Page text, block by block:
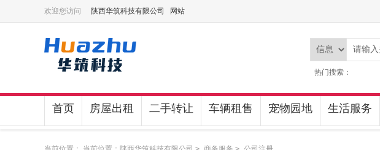
欢迎您访问 陕西华筑科技有限公司 网站
热门搜索：
首页 房屋出租 二手转让 车辆租售 宠物园地 生活服务